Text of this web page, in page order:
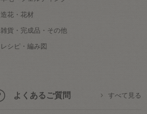
造花・花材
雑貨・完成品・その他
レシピ・編み図
よくあるご質問 すべて見る